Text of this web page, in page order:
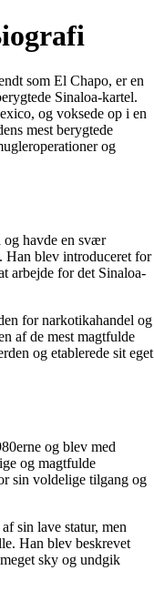
som El Chapo, er en
Sinaloa-kartel.
og voksede op i en
mest berygtede
og
havde en svær
blev introduceret for
arbejde for det Sinaloa-
for narkotikahandel og
af ​​de mest magtfulde
og etablerede sit eget
og blev med
og magtfulde
sin voldelige tilgang og
sin lave statur, men
Han blev beskrevet
sky og undgik